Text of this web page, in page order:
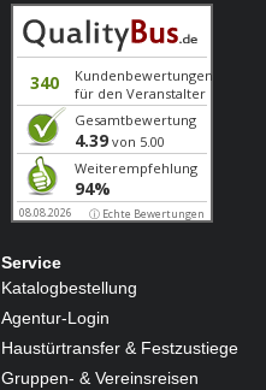
Service
Katalogbestellung
Agentur-Login
Haustürtransfer & Festzustiege
Gruppen- & Vereinsreisen